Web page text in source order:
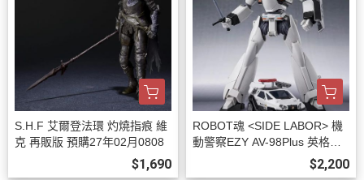
S.H.F 艾爾登法環 灼燒指痕 維
克 再販版 預購27年02月0808
$1,690
ROBOT魂 <SIDE LABOR> 機
動警察EZY AV-98Plus 英格拉
姆改2號機 預購27年01月0808
$2,200